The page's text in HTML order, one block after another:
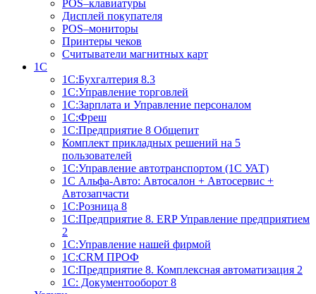
POS–клавиатуры
Дисплей покупателя
POS–мониторы
Принтеры чеков
Считыватели магнитных карт
1С
1С:Бухгалтерия 8.3
1С:Управление торговлей
1С:Зарплата и Управление персоналом
1С:Фреш
1С:Предприятие 8 Общепит
Комплект прикладных решений на 5
пользователей
1С:Управление автотранспортом (1С УАТ)
1С Альфа-Авто: Автосалон + Автосервис +
Автозапчасти
1С:Розница 8
1С:Предприятие 8. ERP Управление предприятием
2
1С:Управление нашей фирмой
1С:CRM ПРОФ
1С:Предприятие 8. Комплексная автоматизация 2
1С: Документооборот 8